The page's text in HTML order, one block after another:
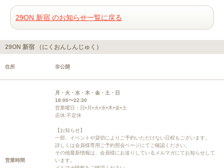
29ON 新宿 のお知らせ一覧に戻る
29ON 新宿 （にくおんしんじゅく）
住所 非公開
営業時間
月・火・水・木・金・土・日
18:00〜22:30
営業曜日：日•月•火•水•木•金•土
店休:不定休
【お知らせ】
一部、イベントや貸切によりご予約いただけない日程もございます。
詳しくは会員様専用ご予約照会ページにてご確認ください。
その他最新情報は、会員様にお送りしているメルマガにてお知らせして
います。